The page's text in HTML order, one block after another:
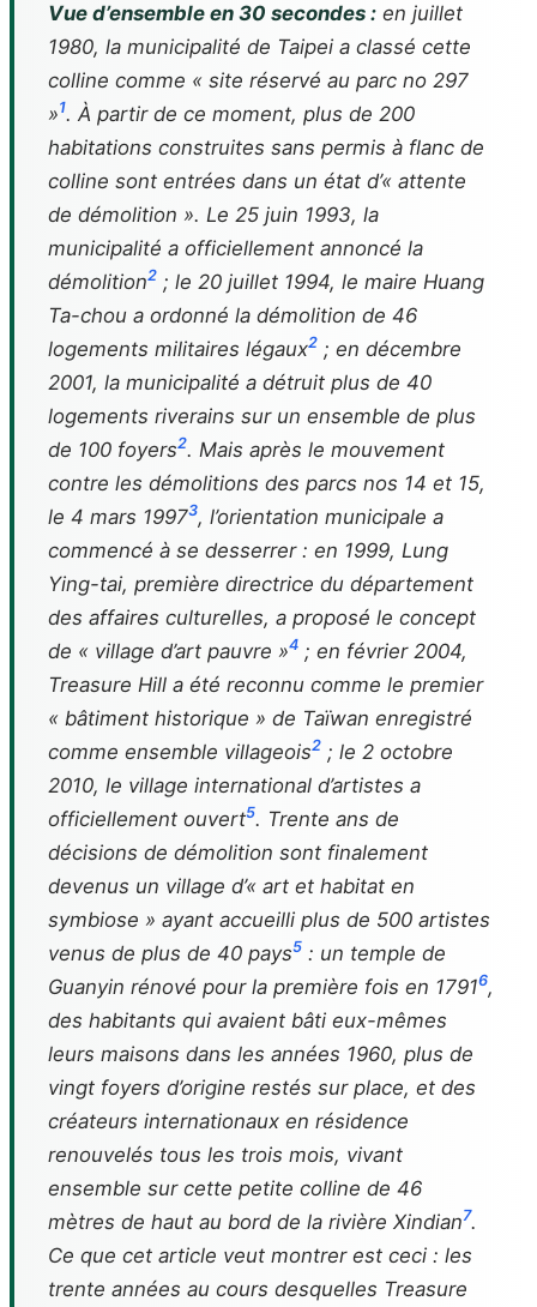
Vue d’ensemble en 30 secondes : en juillet
1980, la municipalité de Taipei a classé cette
colline comme « site réservé au parc no 297
»1. À partir de ce moment, plus de 200
habitations construites sans permis à flanc de
colline sont entrées dans un état d’« attente
de démolition ». Le 25 juin 1993, la
municipalité a officiellement annoncé la
démolition2 ; le 20 juillet 1994, le maire Huang
Ta-chou a ordonné la démolition de 46
logements militaires légaux2 ; en décembre
2001, la municipalité a détruit plus de 40
logements riverains sur un ensemble de plus
de 100 foyers2. Mais après le mouvement
contre les démolitions des parcs nos 14 et 15,
le 4 mars 19973, l’orientation municipale a
commencé à se desserrer : en 1999, Lung
Ying-tai, première directrice du département
des affaires culturelles, a proposé le concept
de « village d’art pauvre »4 ; en février 2004,
Treasure Hill a été reconnu comme le premier
« bâtiment historique » de Taïwan enregistré
comme ensemble villageois2 ; le 2 octobre
2010, le village international d’artistes a
officiellement ouvert5. Trente ans de
décisions de démolition sont finalement
devenus un village d’« art et habitat en
symbiose » ayant accueilli plus de 500 artistes
venus de plus de 40 pays5 : un temple de
Guanyin rénové pour la première fois en 17916,
des habitants qui avaient bâti eux-mêmes
leurs maisons dans les années 1960, plus de
vingt foyers d’origine restés sur place, et des
créateurs internationaux en résidence
renouvelés tous les trois mois, vivant
ensemble sur cette petite colline de 46
mètres de haut au bord de la rivière Xindian7.
Ce que cet article veut montrer est ceci : les
trente années au cours desquelles Treasure